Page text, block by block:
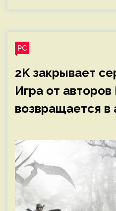
PC
2K закрывает
Игра от
возвращается в